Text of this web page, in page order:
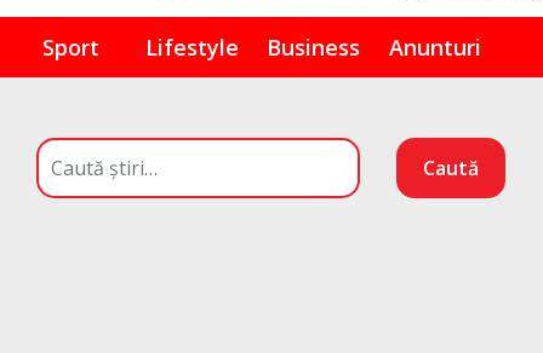
Sport Lifestyle Business Anunturi
Caută